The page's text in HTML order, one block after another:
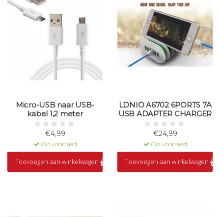
Micro-USB naar USB-
kabel 1,2 meter
€4,99
Op voorraad
Toevoegen aan winkelwagen
LDNIO A6702 6PORTS 7A
USB ADAPTER CHARGER
€24,99
Op voorraad
Toevoegen aan winkelwagen